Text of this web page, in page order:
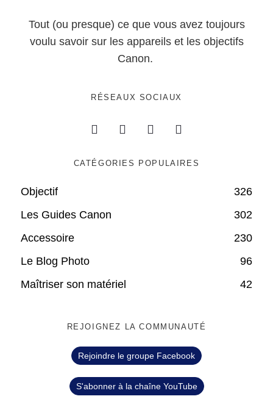
Tout (ou presque) ce que vous avez toujours
voulu savoir sur les appareils et les objectifs
Canon.
RÉSEAUX SOCIAUX
CATÉGORIES POPULAIRES
Objectif
326
Les Guides Canon
302
Accessoire
230
Le Blog Photo
96
Maîtriser son matériel
42
REJOIGNEZ LA COMMUNAUTÉ
Rejoindre le groupe Facebook
S'abonner à la chaîne YouTube